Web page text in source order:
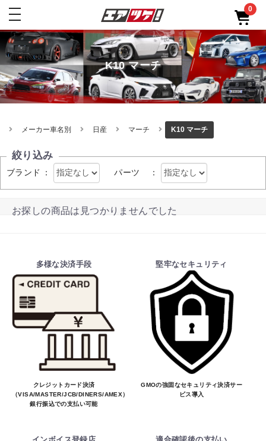
toggle
0
K10 マーチ
メーカー車名別 日産 マーチ K10 マーチ
絞り込み
ブランド ： パーツ ：
お探しの商品は見つかりませんでした
多様な決済手段
クレジットカード決済
（VISA/MASTER/JCB/DINERS/AMEX）、
銀行振込での支払い可能
堅牢なセキュリティ
GMOの強固なセキュリティ決済サー
ビス導入